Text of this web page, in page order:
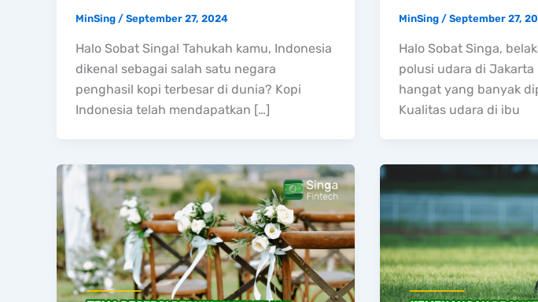
MinSing / September 27, 2024
Halo Sobat Singa! Tahukah kamu, Indonesia
dikenal sebagai salah satu negara
penghasil kopi terbesar di dunia? Kopi
Indonesia telah mendapatkan […]
MinSing / September 27,
Halo Sobat Singa,
polusi udara di
hangat yang banyak
Kualitas udara di ibu